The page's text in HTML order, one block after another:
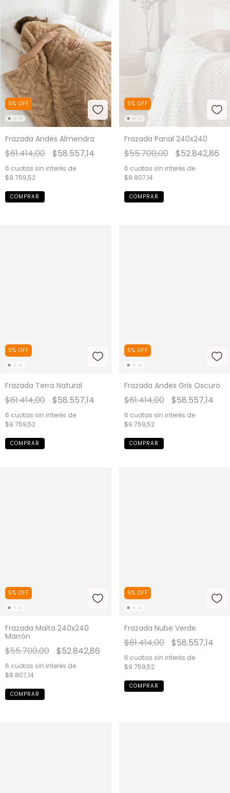
5% OFF
Frazada Andes Almendra
$61.414,00 $58.557,14
6 cuotas sin interés de
$9.759,52
COMPRAR
5% OFF
Frazada Panal 240x240
$55.700,00 $52.842,86
6 cuotas sin interés de
$8.807,14
5% OFF
Frazada Terra Natural
$61.414,00 $58.557,14
6 cuotas sin interés de
$9.759,52
COMPRAR
5% OFF
Frazada Andes Gris Oscuro
$61.414,00 $58.557,14
6 cuotas sin interés de
$9.759,52
COMPRAR
5% OFF
Frazada Malta 240x240
Marrón
$55.700,00 $52.842,86
6 cuotas sin interés de
$8.807,14
5% OFF
Frazada Nube Verde
$61.414,00 $58.557,14
6 cuotas sin interés de
$9.759,52
COMPRAR